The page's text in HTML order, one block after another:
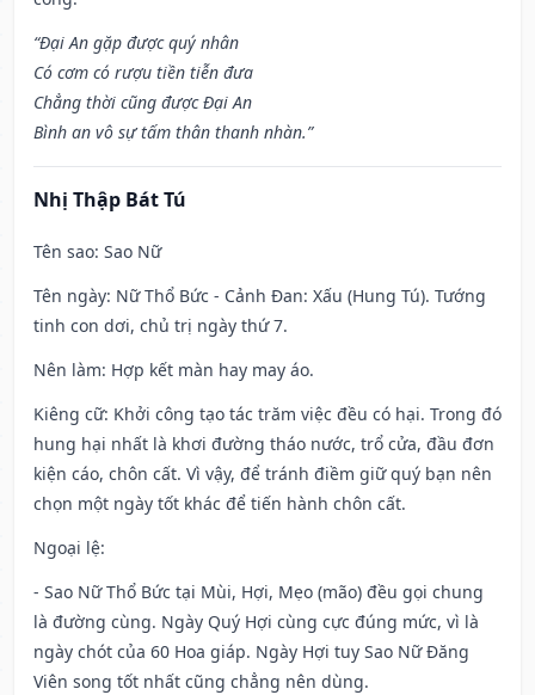
“Đại An gặp được quý nhân
Có cơm có rượu tiền tiễn đưa
Chẳng thời cũng được Đại An
Bình an vô sự tấm thân thanh nhàn.”
Nhị Thập Bát Tú
Tên sao: Sao Nữ
Tên ngày: Nữ Thổ Bức - Cảnh Đan: Xấu (Hung Tú). Tướng
tinh con dơi, chủ trị ngày thứ 7.
Nên làm: Hợp kết màn hay may áo.
Kiêng cữ: Khởi công tạo tác trăm việc đều có hại. Trong đó
hung hại nhất là khơi đường tháo nước, trổ cửa, đầu đơn
kiện cáo, chôn cất. Vì vậy, để tránh điềm giữ quý bạn nên
chọn một ngày tốt khác để tiến hành chôn cất.
Ngoại lệ:
- Sao Nữ Thổ Bức tại Mùi, Hợi, Mẹo (mão) đều gọi chung
là đường cùng. Ngày Quý Hợi cùng cực đúng mức, vì là
ngày chót của 60 Hoa giáp. Ngày Hợi tuy Sao Nữ Đăng
Viên song tốt nhất cũng chẳng nên dùng.